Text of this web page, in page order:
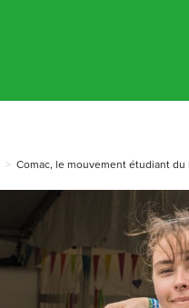
> Comac, le mouvement étudiant